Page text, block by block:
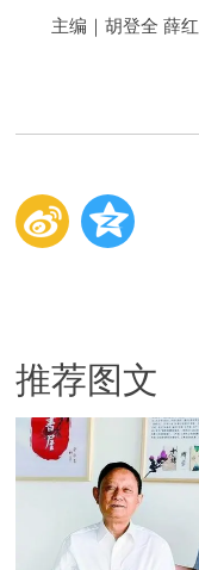
主编｜胡登全 薛红
推荐图文